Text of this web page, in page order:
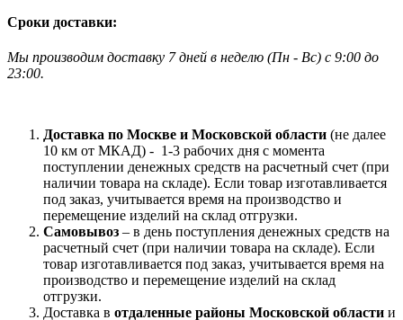
Сроки доставки:
Мы производим доставку 7 дней в неделю (Пн - Вс) с 9:00 до
23:00.
Доставка по Москве и Московской области (не далее
10 км от МКАД) - 1-3 рабочих дня с момента
поступлении денежных средств на расчетный счет (при
наличии товара на складе). Если товар изготавливается
под заказ, учитывается время на производство и
перемещение изделий на склад отгрузки.
Самовывоз – в день поступления денежных средств на
расчетный счет (при наличии товара на складе). Если
товар изготавливается под заказ, учитывается время на
производство и перемещение изделий на склад
отгрузки.
Доставка в отдаленные районы Московской области и